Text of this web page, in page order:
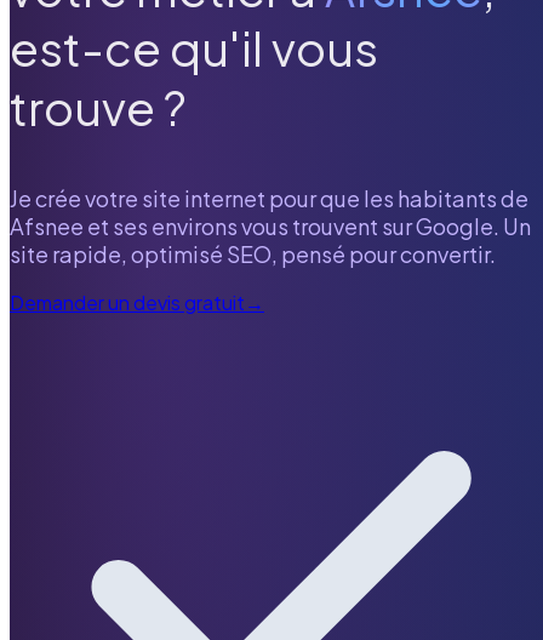
est-ce qu'il vous
trouve ?
Je crée votre site internet pour que les habitants de
Afsnee et ses environs vous trouvent sur Google. Un
site rapide, optimisé SEO, pensé pour convertir.
Demander un devis gratuit→